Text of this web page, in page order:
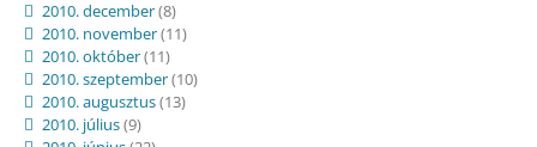
2010. december(8)
2010. november(11)
2010. október(11)
2010. szeptember(10)
2010. augusztus(13)
2010. július(9)